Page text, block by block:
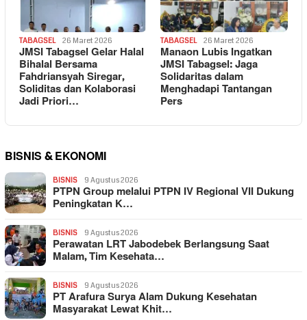
TABAGSEL 26 Maret 2026
JMSI Tabagsel Gelar Halal
Bihalal Bersama
Fahdriansyah Siregar,
Soliditas dan Kolaborasi
Jadi Priori…
TABAGSEL 26 Maret 2026
Manaon Lubis Ingatkan
JMSI Tabagsel: Jaga
Solidaritas dalam
Menghadapi Tantangan
Pers
BISNIS & EKONOMI
BISNIS 9 Agustus 2026
PTPN Group melalui PTPN IV Regional VII Dukung
Peningkatan K…
BISNIS 9 Agustus 2026
Perawatan LRT Jabodebek Berlangsung Saat
Malam, Tim Kesehata…
BISNIS 9 Agustus 2026
PT Arafura Surya Alam Dukung Kesehatan
Masyarakat Lewat Khit…